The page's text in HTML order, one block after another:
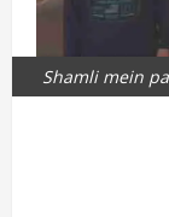
Shamli mein